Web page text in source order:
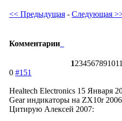
<< Предыдущая - Следующая
Комментарии
1234567891011
0 #151
Healtech Electronics 15 Января
Gear индикаторы на ZX10r 2006
Цитирую Алексей 2007: